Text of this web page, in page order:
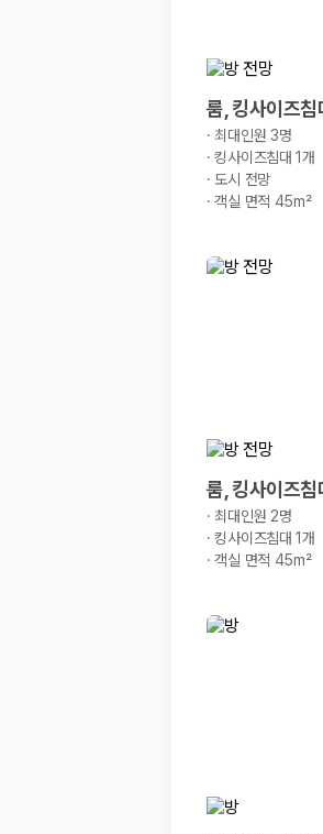
가족 여행, 짐이 많은 여행, 장거리 이동
단체 여행이나 4인 이상 가족 여행에 적
제주렌트카 보험까지 비교해야
동일한 차량이라도 보험 조건에 따라 실제 부
사고 발생 시 일정 금액의 면책
보상 한도 내에서 면책금 부담
2000만 고객이 선택한 렌트카
카모아는 제주렌트카부터 국내·해외 렌트카까
제주렌트카 가격비교 자주 묻는
A. 대여일, 반납일, 인수 지역을 선택하면 제주
제주도 렌트카 실시간 최저가 가격비교
룸, 킹사이즈
·최대인원 3명
·킹사이즈침대 1개
· 도시 전망
·객실 면적 45m²
룸, 킹사이즈
·최대인원 2명
·킹사이즈침대 1개
·객실 면적 45m²